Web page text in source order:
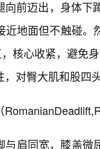
向前迈出，身体下
近地面但不触碰
核心收紧，避免
，对臀大肌和股四
与肩同宽，膝盖